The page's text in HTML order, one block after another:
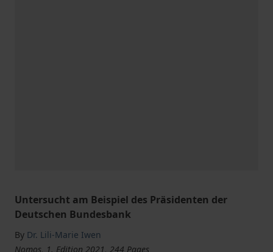
Untersucht am Beispiel des Präsidenten der
Deutschen Bundesbank
By Dr. Lili-Marie Iwen
Nomos, 1. Edition 2021, 244 Pages